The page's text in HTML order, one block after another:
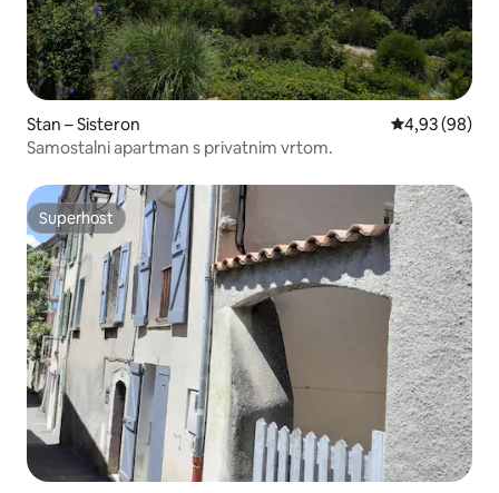
Stan – Sisteron Prosječna
4,93 (98)
Samostalni apartman s privatnim vrtom.
Superhost
Superhost